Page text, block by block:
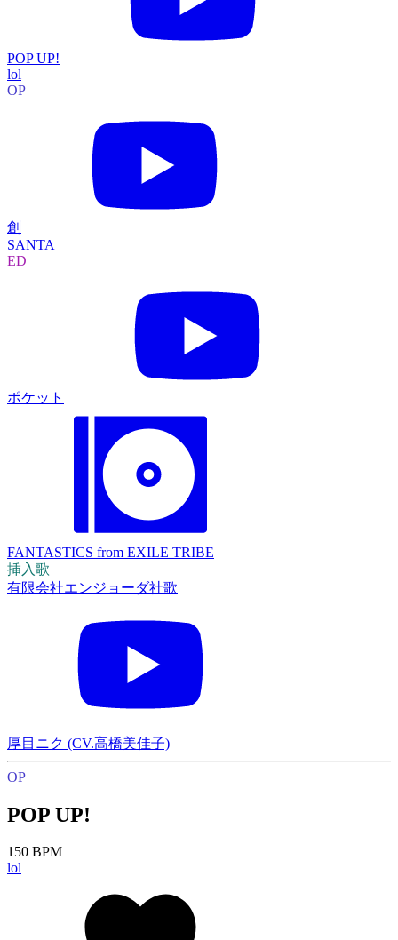
POP UP!
lol
OP
創
SANTA
ED
ポケット
FANTASTICS from EXILE TRIBE
挿入歌
有限会社エンジョーダ社歌
厚目ニク (CV.高橋美佳子)
OP
POP UP!
150 BPM
lol